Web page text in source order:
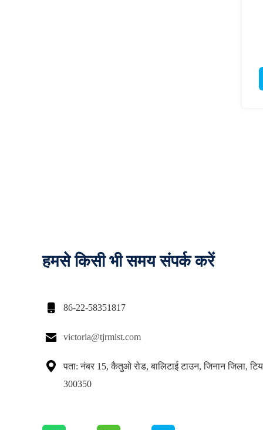
हमसे किसी भी समय संपर्क करें
 86-22-58351817
 victoria@tjrmist.com

पता: नंबर 15, कैतुओ रोड, बालिटाई टाउन, जिनान जिला,
300350